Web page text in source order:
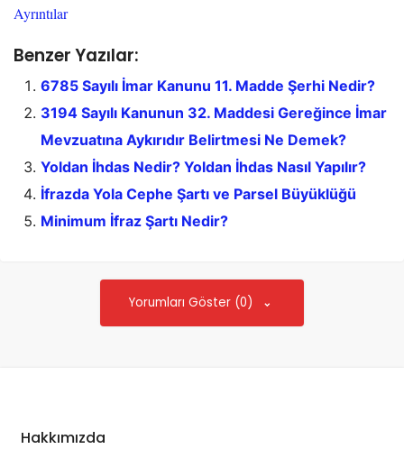
Ayrıntılar
Benzer Yazılar:
6785 Sayılı İmar Kanunu 11. Madde Şerhi Nedir?
3194 Sayılı Kanunun 32. Maddesi Gereğince İmar
Mevzuatına Aykırıdır Belirtmesi Ne Demek?
Yoldan İhdas Nedir? Yoldan İhdas Nasıl Yapılır?
İfrazda Yola Cephe Şartı ve Parsel Büyüklüğü
Minimum İfraz Şartı Nedir?
Yorumları Göster (0)
Hakkımızda